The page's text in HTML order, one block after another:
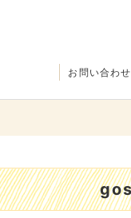
お問い合わせ